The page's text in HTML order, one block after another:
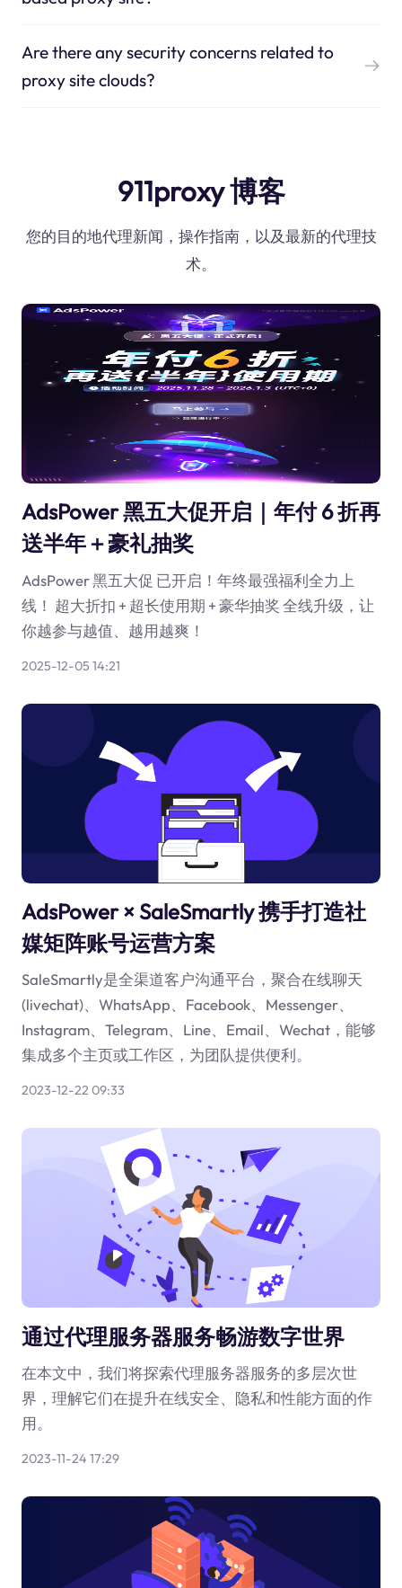
Are there any security concerns related to
proxy site clouds?
911proxy 博客
您的目的地代理新闻，操作指南，以及最新的代理技
术。
AdsPower 黑五大促开启｜年付 6 折再
送半年＋豪礼抽奖
AdsPower 黑五大促 已开启！年终最强福利全力上
线！ 超大折扣 + 超长使用期 + 豪华抽奖 全线升级，让
你越参与越值、越用越爽！
2025-12-05 14:21
AdsPower × SaleSmartly 携手打造社
媒矩阵账号运营方案
SaleSmartly是全渠道客户沟通平台，聚合在线聊天
(livechat)、WhatsApp、Facebook、Messenger、
Instagram、Telegram、Line、Email、Wechat，能够
集成多个主页或工作区，为团队提供便利。
2023-12-22 09:33
通过代理服务器服务畅游数字世界
在本文中，我们将探索代理服务器服务的多层次世
界，理解它们在提升在线安全、隐私和性能方面的作
用。
2023-11-24 17:29